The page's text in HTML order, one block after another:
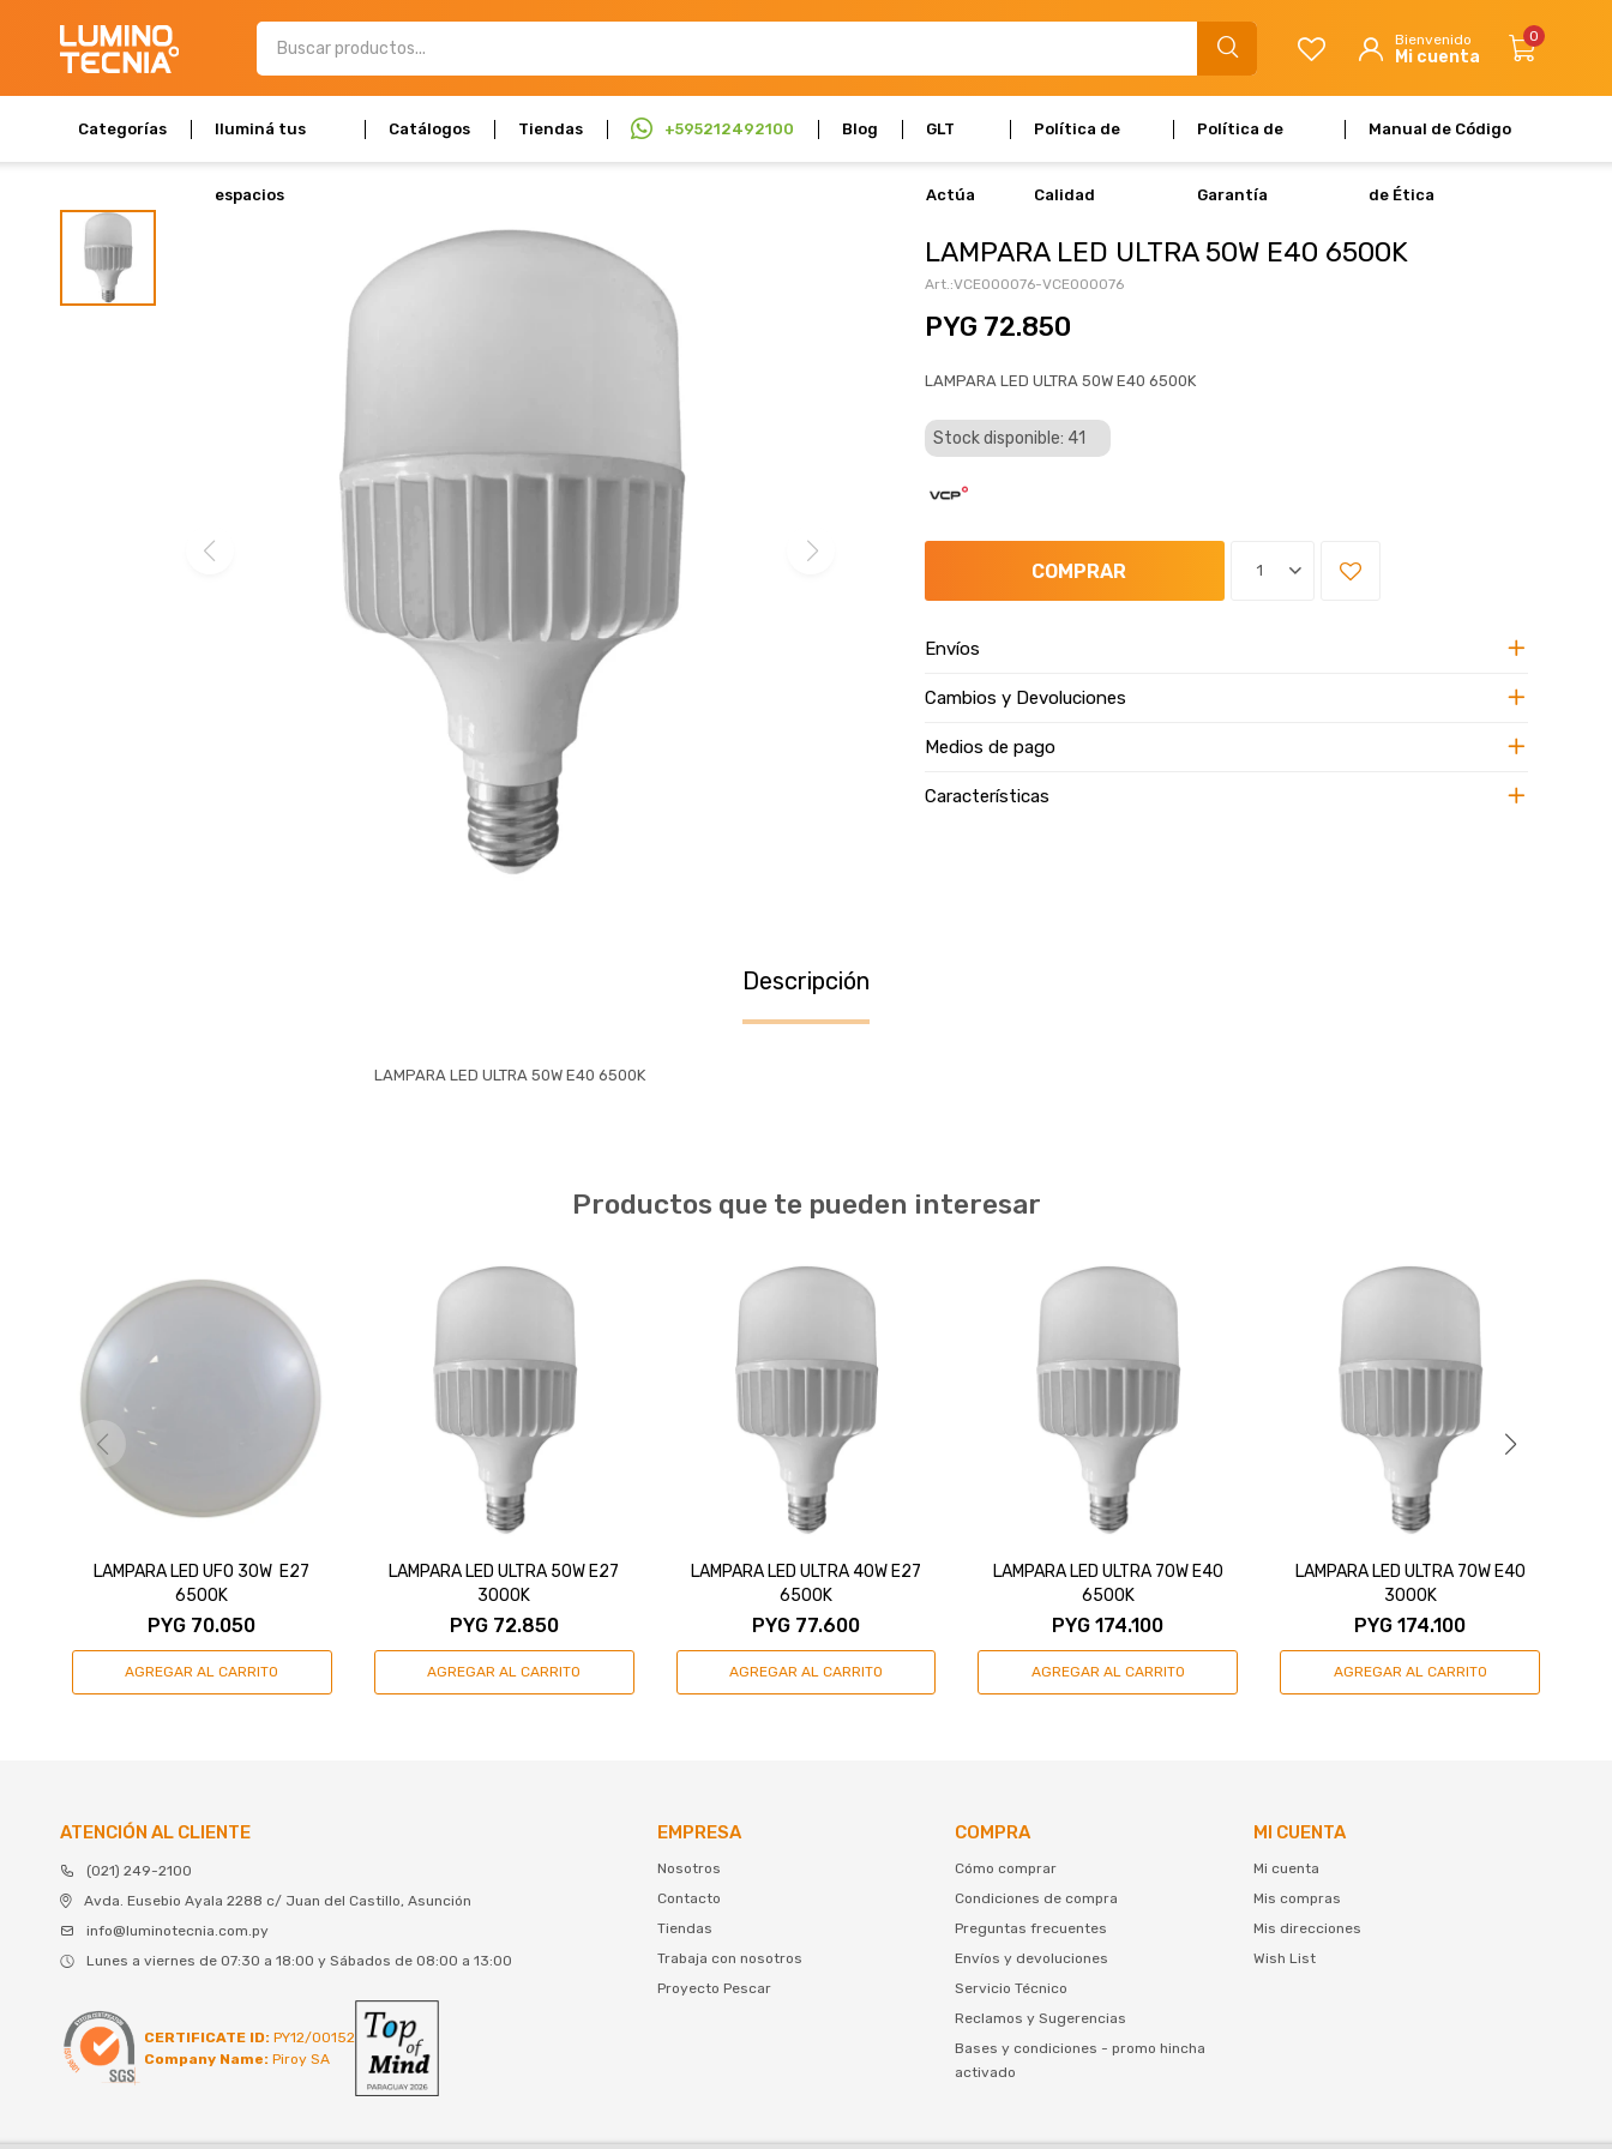
Categorías Iluminá tus
espacios
Catálogos Tiendas +595212492100 Blog GLT
Actúa
Política de
Calidad
Política de
Garantía
Manual de Código
de Ética
0
LAMPARA LED ULTRA 50W E40 6500K
VCE000076-VCE000076
PYG 72.850
LAMPARA LED ULTRA 50W E40 6500K
Stock disponible: 41
1
COMPRAR
Envíos
Cambios y Devoluciones
Medios de pago
Características
Descripción
LAMPARA LED ULTRA 50W E40 6500K
Productos que te pueden interesar
LAMPARA LED UFO 30W E27
6500K
PYG 70.050
LAMPARA LED ULTRA 50W E27
3000K
PYG 72.850
LAMPARA LED ULTRA 40W E27
6500K
PYG 77.600
LAMPARA LED ULTRA 70W E40
6500K
PYG 174.100
LAMPARA LED ULTRA 70W E40
3000K
PYG 174.100
ATENCIÓN AL CLIENTE
(021) 249-2100
Avda. Eusebio Ayala 2288 c/ Juan del Castillo, Asunción
info@luminotecnia.com.py
Lunes a viernes de 07:30 a 18:00 y Sábados de 08:00 a 13:00
CERTIFICATE ID: PY12/00152
Company Name: Piroy SA
EMPRESA
Nosotros
Contacto
Tiendas
Trabaja con nosotros
Proyecto Pescar
COMPRA
Cómo comprar
Condiciones de compra
Preguntas frecuentes
Envíos y devoluciones
Servicio Técnico
Reclamos y Sugerencias
Bases y condiciones - promo hincha
activado
MI CUENTA
Mi cuenta
Mis compras
Mis direcciones
Wish List